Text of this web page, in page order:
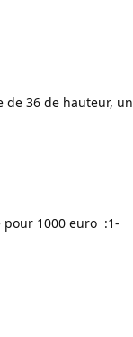
de 36 de hauteur, un
pour 1000 euro :1-